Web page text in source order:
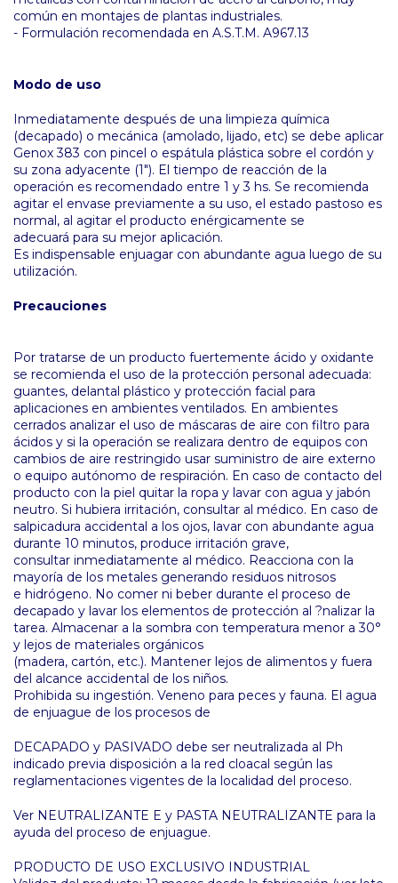
común en montajes de plantas industriales.
- Formulación recomendada en A.S.T.M. A967.13
Modo de uso
Inmediatamente después de una limpieza química
(decapado) o mecánica (amolado, lijado, etc) se debe aplicar
Genox 383 con pincel o espátula plástica sobre el cordón y
su zona adyacente (1"). El tiempo de reacción de la
operación es recomendado entre 1 y 3 hs. Se recomienda
agitar el envase previamente a su uso, el estado pastoso es
normal, al agitar el producto enérgicamente se
adecuará para su mejor aplicación.
Es indispensable enjuagar con abundante agua luego de su
utilización.
Precauciones
Por tratarse de un producto fuertemente ácido y oxidante
se recomienda el uso de la protección personal adecuada:
guantes, delantal plástico y protección facial para
aplicaciones en ambientes ventilados. En ambientes
cerrados analizar el uso de máscaras de aire con filtro para
ácidos y si la operación se realizara dentro de equipos con
cambios de aire restringido usar suministro de aire externo
o equipo autónomo de respiración. En caso de contacto del
producto con la piel quitar la ropa y lavar con agua y jabón
neutro. Si hubiera irritación, consultar al médico. En caso de
salpicadura accidental a los ojos, lavar con abundante agua
durante 10 minutos, produce irritación grave,
consultar inmediatamente al médico. Reacciona con la
mayoría de los metales generando residuos nitrosos
e hidrógeno. No comer ni beber durante el proceso de
decapado y lavar los elementos de protección al ?nalizar la
tarea. Almacenar a la sombra con temperatura menor a 30°
y lejos de materiales orgánicos
(madera, cartón, etc.). Mantener lejos de alimentos y fuera
del alcance accidental de los niños.
Prohibida su ingestión. Veneno para peces y fauna. El agua
de enjuague de los procesos de
DECAPADO y PASIVADO debe ser neutralizada al Ph
indicado previa disposición a la red cloacal según las
reglamentaciones vigentes de la localidad del proceso.
Ver NEUTRALIZANTE E y PASTA NEUTRALIZANTE para la
ayuda del proceso de enjuague.
PRODUCTO DE USO EXCLUSIVO INDUSTRIAL